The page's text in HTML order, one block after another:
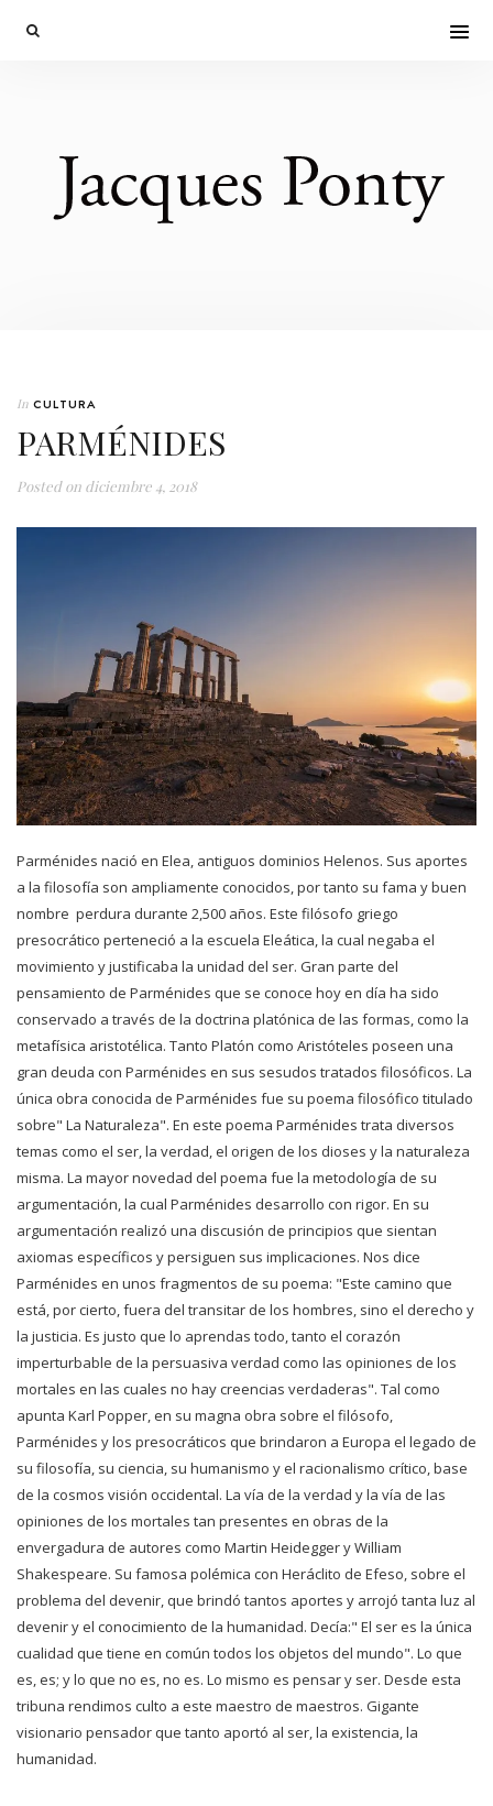
In CULTURA
PARMÉNIDES
Posted on diciembre 4, 2018
Parménides nació en Elea, antiguos dominios Helenos. Sus aportes
a la filosofía son ampliamente conocidos, por tanto su fama y buen
nombre perdura durante 2,500 años. Este filósofo griego
presocrático perteneció a la escuela Eleática, la cual negaba el
movimiento y justificaba la unidad del ser. Gran parte del
pensamiento de Parménides que se conoce hoy en día ha sido
conservado a través de la doctrina platónica de las formas, como la
metafísica aristotélica. Tanto Platón como Aristóteles poseen una
gran deuda con Parménides en sus sesudos tratados filosóficos. La
única obra conocida de Parménides fue su poema filosófico titulado
sobre" La Naturaleza". En este poema Parménides trata diversos
temas como el ser, la verdad, el origen de los dioses y la naturaleza
misma. La mayor novedad del poema fue la metodología de su
argumentación, la cual Parménides desarrollo con rigor. En su
argumentación realizó una discusión de principios que sientan
axiomas específicos y persiguen sus implicaciones. Nos dice
Parménides en unos fragmentos de su poema: "Este camino que
está, por cierto, fuera del transitar de los hombres, sino el derecho y
la justicia. Es justo que lo aprendas todo, tanto el corazón
imperturbable de la persuasiva verdad como las opiniones de los
mortales en las cuales no hay creencias verdaderas". Tal como
apunta Karl Popper, en su magna obra sobre el filósofo,
Parménides y los presocráticos que brindaron a Europa el legado de
su filosofía, su ciencia, su humanismo y el racionalismo crítico, base
de la cosmos visión occidental. La vía de la verdad y la vía de las
opiniones de los mortales tan presentes en obras de la
envergadura de autores como Martin Heidegger y William
Shakespeare. Su famosa polémica con Heráclito de Efeso, sobre el
problema del devenir, que brindó tantos aportes y arrojó tanta luz al
devenir y el conocimiento de la humanidad. Decía:" El ser es la única
cualidad que tiene en común todos los objetos del mundo". Lo que
es, es; y lo que no es, no es. Lo mismo es pensar y ser. Desde esta
tribuna rendimos culto a este maestro de maestros. Gigante
visionario pensador que tanto aportó al ser, la existencia, la
humanidad.